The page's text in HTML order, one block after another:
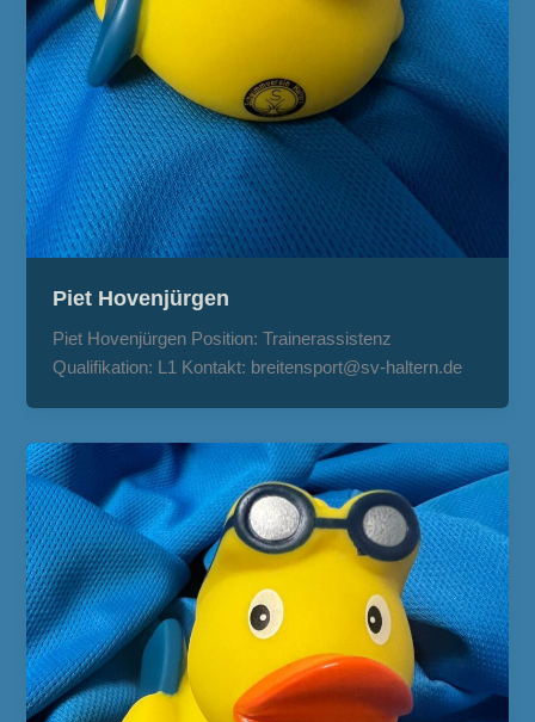
Piet Hovenjürgen
Piet Hovenjürgen Position: Trainerassistenz
Qualifikation: L1 Kontakt: breitensport@sv-haltern.de